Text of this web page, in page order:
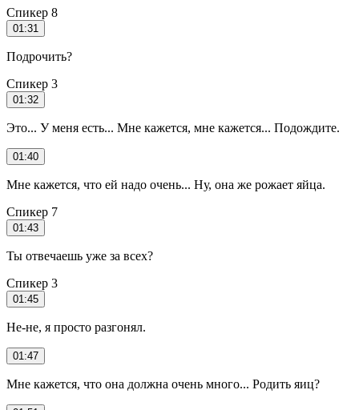
Спикер 8
01:31
Подрочить?
Спикер 3
01:32
Это... У меня есть... Мне кажется, мне кажется... Подождите.
01:40
Мне кажется, что ей надо очень... Ну, она же рожает яйца.
Спикер 7
01:43
Ты отвечаешь уже за всех?
Спикер 3
01:45
Не-не, я просто разгонял.
01:47
Мне кажется, что она должна очень много... Родить яиц?